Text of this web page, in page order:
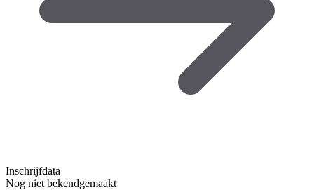
Inschrijfdata
Nog niet bekendgemaakt